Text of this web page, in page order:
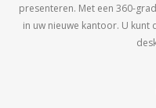
presenteren. Met een 360-
in uw nieuwe kantoor. U